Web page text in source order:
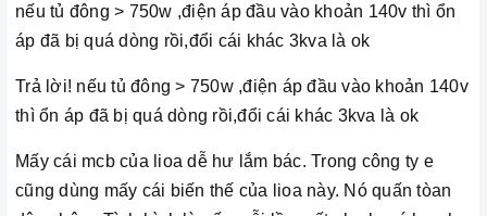
nếu tủ đông > 750w ,điện áp đầu vào khoản 140v thì ổn
áp đã bị quá dòng rồi,đổi cái khác 3kva là ok
Trả lời! nếu tủ đông > 750w ,điện áp đầu vào khoản 140v
thì ổn áp đã bị quá dòng rồi,đổi cái khác 3kva là ok
Mấy cái mcb của lioa dễ hư lắm bác. Trong công ty e
cũng dùng mấy cái biến thế của lioa này. Nó quấn tòan